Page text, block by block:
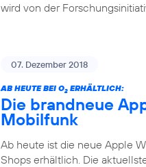
wird von der
07. Dezember 2018
AB HEUTE BEI O2 ERHÄLTLICH:
Die brandneue
Mobilfunk
Ab heute ist die neue Apple
Shops erhältlich. Die